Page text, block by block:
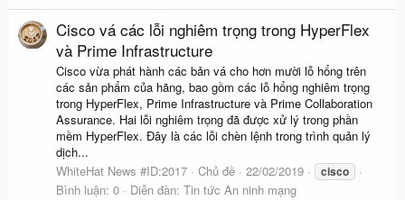
Cisco vá các lỗi nghiêm trọng trong HyperFlex
và Prime Infrastructure
Cisco vừa phát hành các bản vá cho hơn mười lỗ hổng trên
các sản phẩm của hãng, bao gồm các lỗ hổng nghiêm trọng
trong HyperFlex, Prime Infrastructure và Prime Collaboration
Assurance. Hai lỗi nghiêm trọng đã được xử lý trong phần
mềm HyperFlex. Đây là các lỗi chèn lệnh trong trình quản lý
dịch...
WhiteHat News #ID:2017
Chủ đề 22/02/2019 cisco
Bình luận: 0 Diễn đàn: Tin tức An ninh mạng